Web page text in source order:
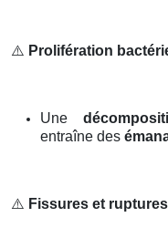
⚠️ Prolifération
Une
entraîne des
⚠️ Fissures et ruptures